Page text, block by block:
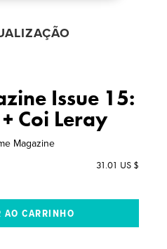
Issue 15:
Coi Leray
Magazine
31.01 US $